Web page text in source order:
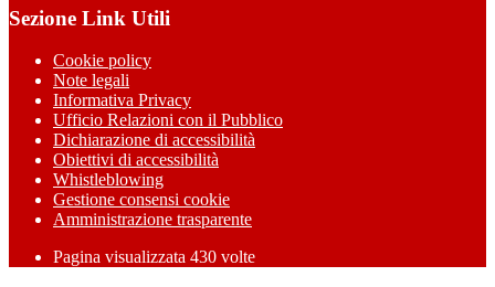
Sezione Link Utili
Cookie policy
Note legali
Informativa Privacy
Ufficio Relazioni con il Pubblico
Dichiarazione di accessibilità
Obiettivi di accessibilità
Whistleblowing
Gestione consensi cookie
Amministrazione trasparente
Pagina visualizzata 430 volte